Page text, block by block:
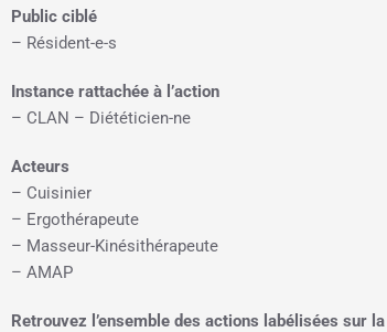
Public ciblé
– Résident-e-s
Instance rattachée à l’action
– CLAN – Diététicien-ne
Acteurs
– Cuisinier
– Ergothérapeute
– Masseur-Kinésithérapeute
– AMAP
Retrouvez l’ensemble des actions labélisées sur